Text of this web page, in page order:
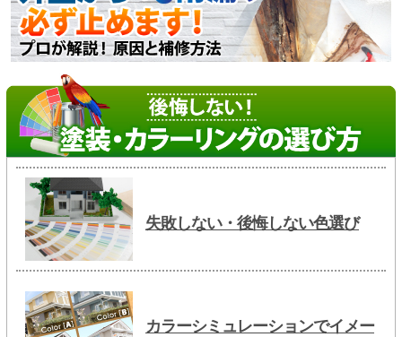
失敗しない・後悔しない色選び
カラーシミュレーションでイメー